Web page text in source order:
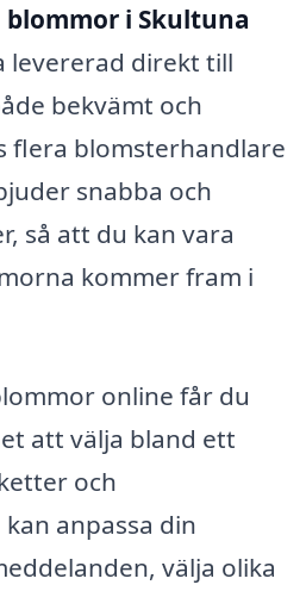
blommor i Skultuna
levererad direkt till
bekvämt och
flera blomsterhandlare
snabba och
så att du kan vara
kommer fram i
online får du
att välja bland ett
och
anpassa din
välja olika